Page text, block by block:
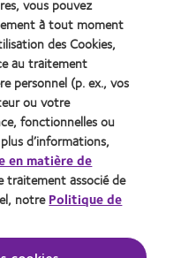
vous pouvez
à tout moment
des Cookies,
au traitement
personnel (p. ex., vos
ou votre
fonctionnelles ou
d’informations,
en matière de
traitement associé de
notrePolitique de